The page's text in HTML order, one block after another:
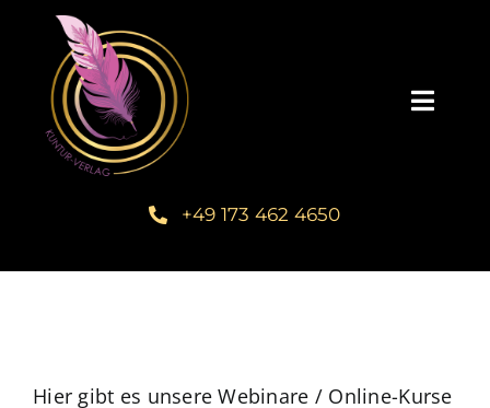
springen
Verlegerin Deborah Bichlmeier
+49 173 462 4650
Hier gibt es unsere Webinare / Online-Kurse